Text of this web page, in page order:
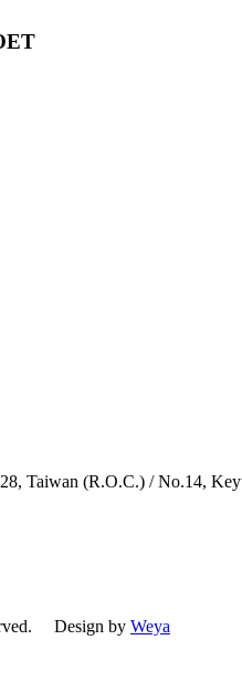
Taiwan (R.O.C.) / No.14,
Design by Weya